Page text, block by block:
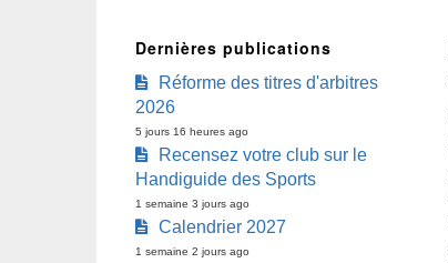
Dernières publications
Réforme des titres d'arbitres
2026
5 jours 16 heures ago
Recensez votre club sur le
Handiguide des Sports
1 semaine 3 jours ago
Calendrier 2027
1 semaine 2 jours ago